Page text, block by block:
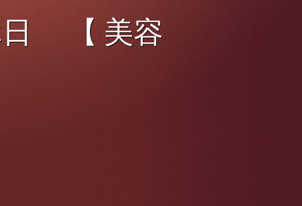
日 【 美容